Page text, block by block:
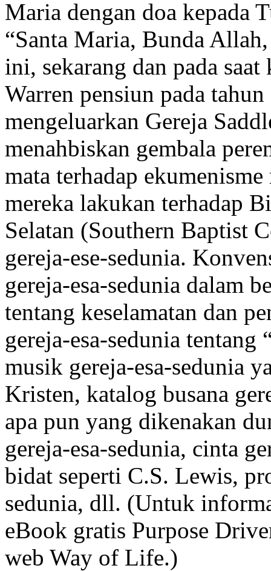
Maria dengan doa kepada
“Santa Maria, Bunda
ini, sekarang dan pada
Warren pensiun pada
mengeluarkan Gereja
menahbiskan gembala
mata terhadap
mereka lakukan terhadap
Selatan (Southern Baptist
gereja-ese-sedunia.
gereja-esa-sedunia dalam
tentang keselamatan dan
gereja-esa-sedunia
musik gereja-esa-sedunia
Kristen, katalog busana
apa pun yang dikenakan
gereja-esa-sedunia, cinta
bidat seperti C.S. Lewis,
sedunia, dll. (Untuk
eBook gratis Purpose
web Way of Life.)